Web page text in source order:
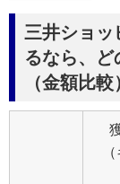
三井ショッ
るなら、ど
（金額比較